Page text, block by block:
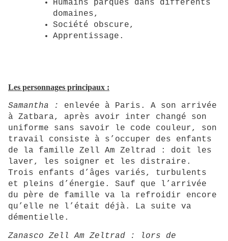
Humains parqués dans différents
domaines,
Société obscure,
Apprentissage.
Les personnages principaux :
Samantha : enlevée à Paris. A son arrivée
à Zatbara, après avoir inter changé son
uniforme sans savoir le code couleur, son
travail consiste à s’occuper des enfants
de la famille Zell Am Zeltrad : doit les
laver, les soigner et les distraire.
Trois enfants d’âges variés, turbulents
et pleins d’énergie. Sauf que l’arrivée
du père de famille va la refroidir encore
qu’elle ne l’était déjà. La suite va
démentielle.
Zanasco Zell Am Zeltrad : lors de